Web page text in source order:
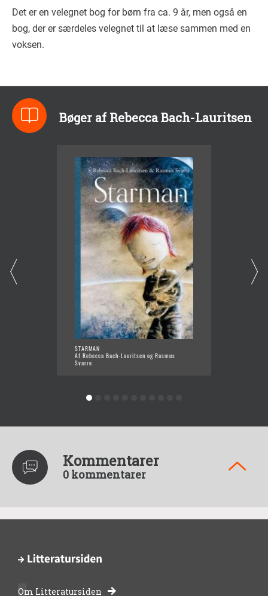
Det er en velegnet bog for børn fra ca. 9 år, men også en
bog, der er særdeles velegnet til at læse sammen med en
voksen.
Bøger af Rebecca Bach-Lauritsen
STARMAN
Af Rebecca Bach-Lauritsen og Rasmus
Svarre
Kommentarer
0 kommentarer
Om Litteratursiden